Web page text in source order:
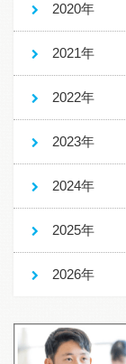
2020年
2021年
2022年
2023年
2024年
2025年
2026年